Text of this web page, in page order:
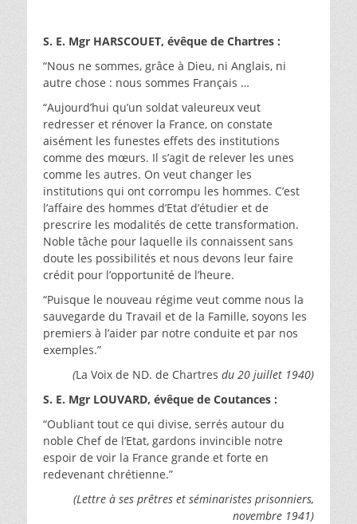
S. E. Mgr HARSCOUET, évêque de Chartres :
“Nous ne sommes, grâce à Dieu, ni Anglais, ni
autre chose : nous sommes Français …
“Aujourd’hui qu’un soldat valeureux veut
redresser et rénover la France, on constate
aisément les funestes effets des institutions
comme des mœurs. Il s’agit de relever les unes
comme les autres. On veut changer les
institutions qui ont corrompu les hommes. C’est
l’affaire des hommes d’Etat d’étudier et de
prescrire les modalités de cette transformation.
Noble tâche pour laquelle ils connaissent sans
doute les possibilités et nous devons leur faire
crédit pour l’opportunité de l’heure.
“Puisque le nouveau régime veut comme nous la
sauvegarde du Travail et de la Famille, soyons les
premiers à l’aider par notre conduite et par nos
exemples.”
(La Voix de ND. de Chartres du 20 juillet 1940)
S. E. Mgr LOUVARD, évêque de Coutances :
“Oubliant tout ce qui divise, serrés autour du
noble Chef de l’Etat, gardons invincible notre
espoir de voir la France grande et forte en
redevenant chrétienne.”
(Lettre à ses prêtres et séminaristes prisonniers,
novembre 1941)